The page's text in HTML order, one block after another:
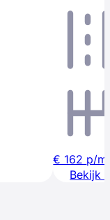
€ 162 p/m
Bekijk